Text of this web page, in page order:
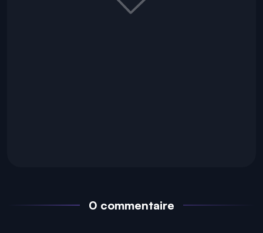
0 commentaire